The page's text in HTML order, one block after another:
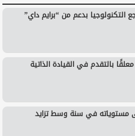
التكنولوجيا بدعم من “برايم داي”
بالتقدم في القيادة الذاتية
مستوياته في سنة وسط تزايد